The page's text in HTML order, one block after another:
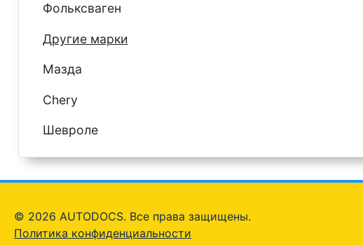
Фольксваген
Другие марки
Мазда
Chery
Шевроле
© 2026 AUTODOCS. Все права защищены.
Политика конфиденциальности